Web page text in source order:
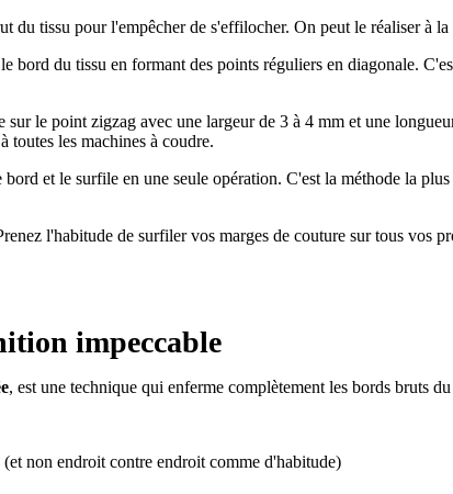
du tissu pour l'empêcher de s'effilocher. On peut le réaliser à
bord du tissu en formant des points réguliers en diagonale.
sur le point zigzag avec une largeur de 3 à 4 mm et une
toutes les machines à coudre.
bord et le surfile en une seule opération. C'est la méthode la
l'habitude de surfiler vos marges de couture sur tous vos
impeccable
, est une technique qui enferme complètement les bords bruts
(et non endroit contre endroit comme d'habitude)